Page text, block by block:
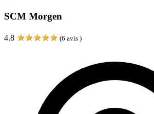
SCM Morgen
4.8 ★★★★★ (6 avis )